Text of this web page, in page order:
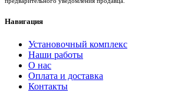
Навигация
Установочный комплекс
Наши работы
О нас
Оплата и доставка
Контакты